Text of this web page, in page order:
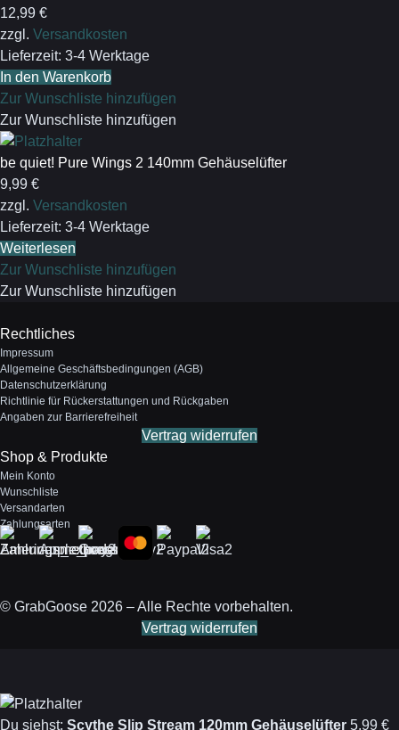
12,99 €
zzgl. Versandkosten
Lieferzeit: 3-4 Werktage
In den Warenkorb
Zur Wunschliste hinzufügen
Zur Wunschliste hinzufügen
be quiet! Pure Wings 2 140mm Gehäuselüfter
9,99 €
zzgl. Versandkosten
Lieferzeit: 3-4 Werktage
Weiterlesen
Zur Wunschliste hinzufügen
Zur Wunschliste hinzufügen
Rechtliches
Impressum
Allgemeine Geschäftsbedingungen (AGB)
Datenschutzerklärung
Richtlinie für Rückerstattungen und Rückgaben
Angaben zur Barrierefreiheit
Vertrag widerrufen
Shop & Produkte
Mein Konto
Wunschliste
Versandarten
Zahlungsarten
Zahlungsmethoden
© GrabGoose 2026 – Alle Rechte vorbehalten.
Vertrag widerrufen
Du siehst: Scythe Slip Stream 120mm Gehäuselüfter 5,99 €